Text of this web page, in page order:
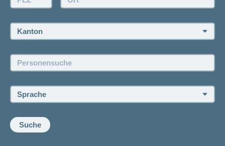
Rückruf anfordern
Offene Stellen
Kanton:
Personensuche:
Sprache:
Suche